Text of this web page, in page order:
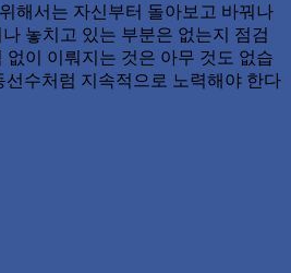
해서는 자신부터 돌아보고 바꿔나
놓치고 있는 부분은 없는지 점검
없이 이뤄지는 것은 아무 것도 없습
선수처럼 지속적으로 노력해야 한다